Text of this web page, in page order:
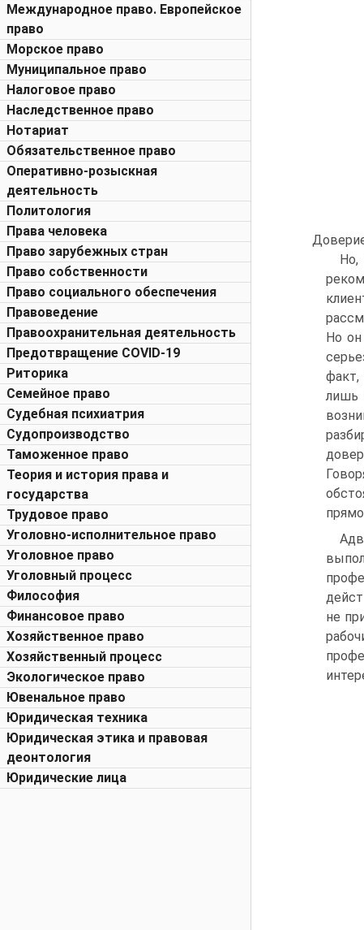
Международное право. Европейское
право
Морское право
Муниципальное право
Налоговое право
Наследственное право
Нотариат
Обязательственное право
Оперативно-розыскная
деятельность
Политология
Права человека
Право зарубежных стран
Право собственности
Право социального обеспечения
Правоведение
Правоохранительная деятельность
Предотвращение COVID-19
Риторика
Семейное право
Судебная психиатрия
Судопроизводство
Таможенное право
Теория и история права и
государства
Трудовое право
Уголовно-исполнительное право
Уголовное право
Уголовный процесс
Философия
Финансовое право
Хозяйственное право
Хозяйственный процесс
Экологическое право
Ювенальное право
Юридическая техника
Юридическая этика и правовая
деонтология
Юридические лица
Но,
Но он
факт,
лишь
не